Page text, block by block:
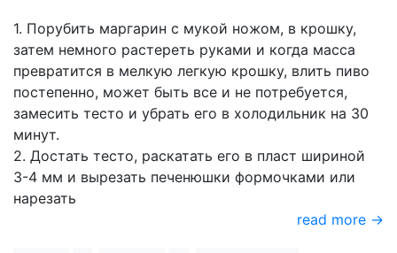
1. Порубить маргарин с мукой ножом, в крошку,
затем немного растереть руками и когда масса
превратится в мелкую легкую крошку, влить пиво
постепенно, может быть все и не потребуется,
замесить тесто и убрать его в холодильник на 30
минут.
2. Достать тесто, раскатать его в пласт шириной
3-4 мм и вырезать печенюшки формочками или
нарезать
read more →